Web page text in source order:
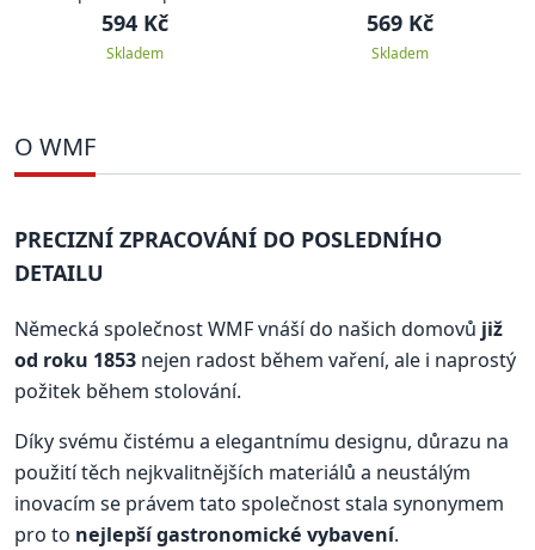
594 Kč
Skladem
569 Kč
Skladem
O WMF
PRECIZNÍ ZPRACOVÁNÍ DO POSLEDNÍHO
DETAILU
Německá společnost WMF vnáší do našich domovů již
od roku 1853 nejen radost během vaření, ale i naprostý
požitek během stolování.
Díky svému čistému a elegantnímu designu, důrazu na
použití těch nejkvalitnějších materiálů a neustálým
inovacím se právem tato společnost stala synonymem
pro to nejlepší gastronomické vybavení.